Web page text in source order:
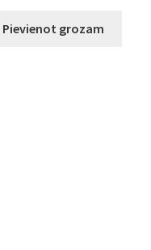
Pievienot grozam